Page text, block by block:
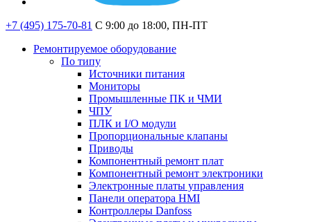
+7 (495) 175-70-81 C 9:00 до 18:00, ПН-ПТ
Ремонтируемое оборудование
По типу
Источники питания
Мониторы
Промышленные ПК и ЧМИ
ЧПУ
ПЛК и I/O модули
Пропорциональные клапаны
Приводы
Компонентный ремонт плат
Компонентный ремонт электроники
Электронные платы управления
Панели оператора HMI
Контроллеры Danfoss